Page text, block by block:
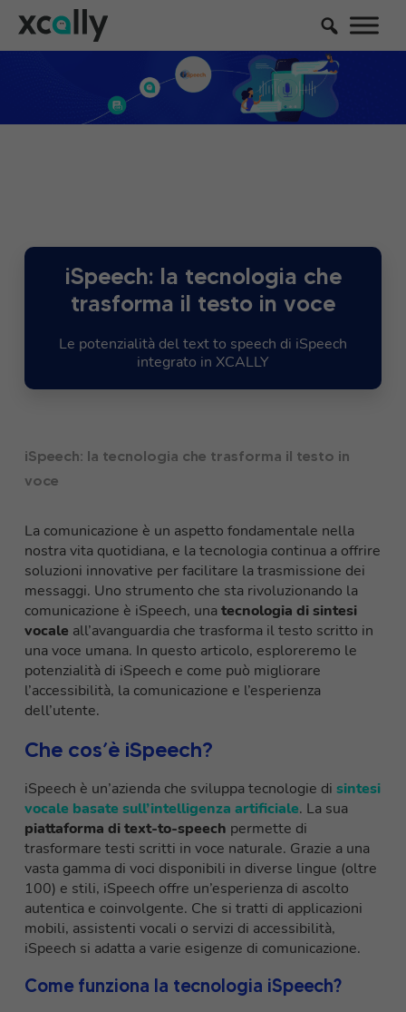
iSpeech: la tecnologia che
trasforma il testo in voce
Le potenzialità del text to speech di iSpeech
integrato in XCALLY
iSpeech: la tecnologia che trasforma il testo in
voce
La comunicazione è un aspetto fondamentale nella
nostra vita quotidiana, e la tecnologia continua a offrire
soluzioni innovative per facilitare la trasmissione dei
messaggi. Uno strumento che sta rivoluzionando la
comunicazione è iSpeech, unatecnologia di sintesi
vocale all’avanguardia che trasforma il testo scritto in
una voce umana. In questo articolo, esploreremo le
potenzialità di iSpeech e come può migliorare
l’accessibilità, la comunicazione e l’esperienza
dell’utente.
Che cos’è iSpeech?
iSpeech è un’azienda che sviluppa tecnologie di sintesi
vocale basate sull’intelligenza artificiale. La sua
piattaforma di text-to-speech permette di
trasformare testi scritti in voce naturale. Grazie a una
vasta gamma di voci disponibili in diverse lingue (oltre
100) e stili, iSpeech offre un’esperienza di ascolto
autentica e coinvolgente. Che si tratti di applicazioni
mobili, assistenti vocali o servizi di accessibilità,
iSpeech si adatta a varie esigenze di comunicazione.
Come funziona la tecnologia iSpeech?